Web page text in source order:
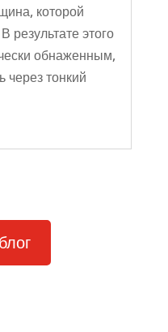
которой
результате этого
обнаженным,
через тонкий